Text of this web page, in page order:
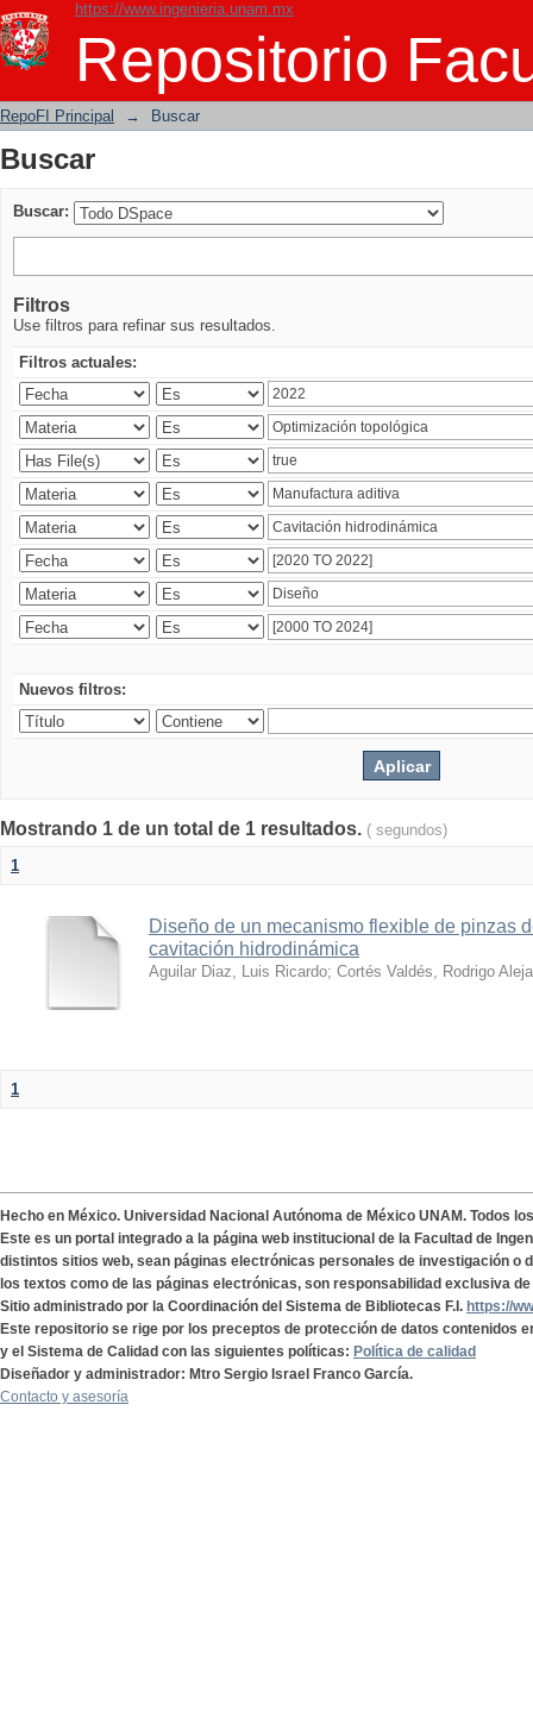
https://www.ingenieria.unam.mx
Repositorio
Buscar
RepoFI Principal → Buscar
Buscar
Buscar:
Filtros
Use filtros para refinar sus resultados.
Filtros actuales:
Nuevos filtros:
Mostrando 1 de un total de 1 resultados. ( segundos)
1
Diseño de un mecanismo flexible de pinzas
cavitación hidrodinámica
Aguilar Diaz, Luis Ricardo; Cortés Valdés, Rodrigo
1
Hecho en México. Universidad Nacional Autónoma de México UNAM. Todos
Este es un portal integrado a la página web institucional de la Facultad de
distintos sitios web, sean páginas electrónicas personales de investigación o
los textos como de las páginas electrónicas, son responsabilidad exclusiva
Sitio administrado por la Coordinación del Sistema de Bibliotecas F.I. https://
Este repositorio se rige por los preceptos de protección de datos contenidos
y el Sistema de Calidad con las siguientes políticas: Política de calidad
Diseñador y administrador: Mtro Sergio Israel Franco García.
Contacto y asesoría